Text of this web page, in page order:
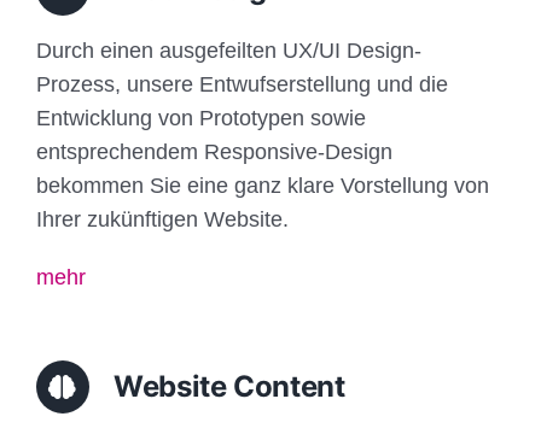
Durch einen ausgefeilten UX/UI Design-
Prozess, unsere Entwufserstellung und die
Entwicklung von Prototypen sowie
entsprechendem Responsive-Design
bekommen Sie eine ganz klare Vorstellung von
Ihrer zukünftigen Website.
mehr
Website Content